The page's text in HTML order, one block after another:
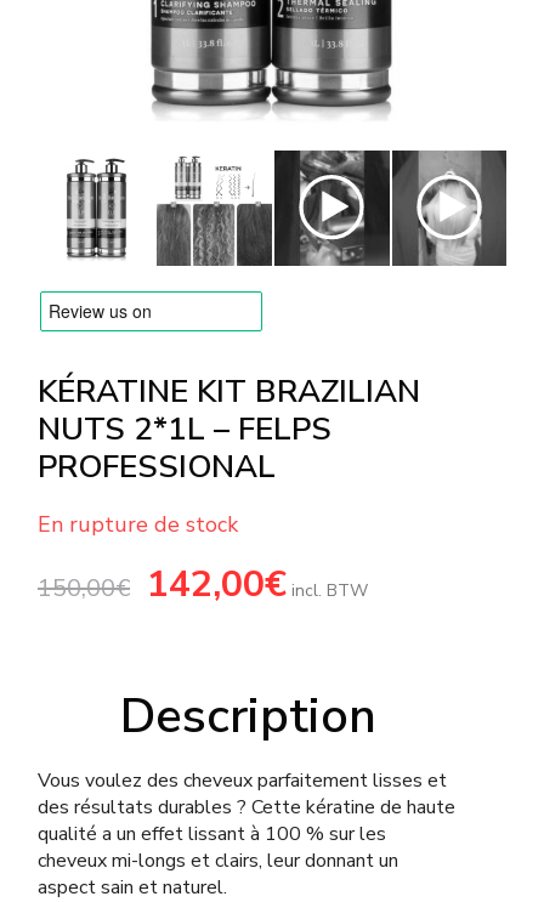
Livraison et Paiement
Questions fréquemment posées
Contactez nous
KÉRATINE KIT BRAZILIAN
NUTS 2*1L – FELPS
PROFESSIONAL
En rupture de stock
150,00€
Le
prix
142,00€Le
prix
incl. BTW
Description
Vous voulez des cheveux parfaitement lisses et
des résultats durables ? Cette kératine de haute
qualité a un effet lissant à 100 % sur les
cheveux mi-longs et clairs, leur donnant un
aspect sain et naturel.